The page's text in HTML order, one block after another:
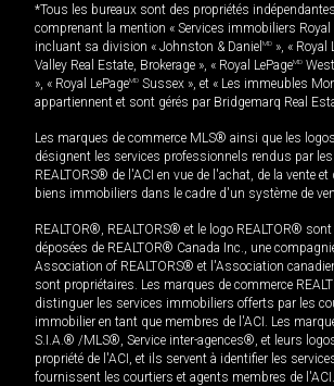
*Tous les bureaux sont des propriétés
comprenant la mention « Services immobiliers Royal
incluant sa division « Johnston & Daniel MD », « Royal
Valley Real Estate, Brokerage », « Royal LePageMD
», « Royal LePageMD Sussex », et « Les immeubles
appartiennent et sont gérés par Bridgemarq Real
Les marques de commerce MLS® ainsi que les
désignent les services professionnels rendus par
REALTORS® de l'ACI en vue de l'achat, de la vente et
biens immobiliers dans le cadre d'un système de
REALTOR®, REALTORS® et le logo REALTOR®
déposées de REALTOR® Canada Inc., une
Association of REALTORS® et l'Association
sont propriétaires. Les marques de commerce
distinguer les services immobiliers offerts par les
immobilier en tant que membres de l'ACI. Les
S.I.A.® /MLS®, Service inter-agences®, et leurs
propriété de l'ACI, et ils servent à identifier les
fournissent les courtiers et agents membres de l'ACI.